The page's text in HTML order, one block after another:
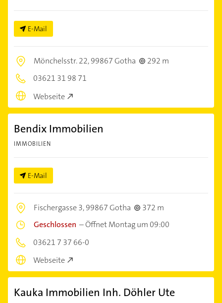
E-Mail
Mönchelsstr. 22,99867 Gotha
292 m
03621 31 98 71
Webseite
Bendix Immobilien
IMMOBILIEN
E-Mail
Fischergasse 3,99867 Gotha
372 m
Geschlossen –Öffnet Montag um 09:00
03621 7 37 66-0
Webseite
Kauka Immobilien Inh. Döhler Ute